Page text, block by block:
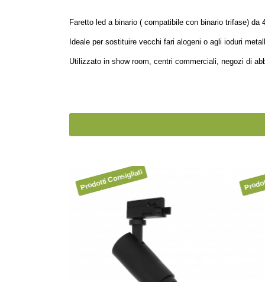
Faretto led a binario ( compatibile con binario trifase) da
Ideale per sostituire vecchi fari alogeni o agli ioduri
Utilizzato in show room, centri commerciali, negozi di